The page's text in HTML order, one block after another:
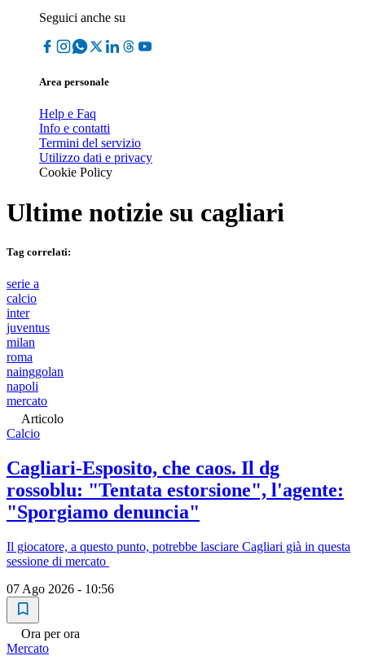
Seguici anche su
Area personale
Help e Faq
Info e contatti
Termini del servizio
Utilizzo dati e privacy
Cookie Policy
Ultime notizie su cagliari
Tag correlati:
serie a
calcio
inter
juventus
milan
roma
nainggolan
napoli
mercato
Articolo
Calcio
Cagliari-Esposito, che caos. Il dg
rossoblu: "Tentata estorsione", l'agente:
"Sporgiamo denuncia"
Il giocatore, a questo punto, potrebbe lasciare Cagliari già in questa
sessione di mercato
07 Ago 2026 - 10:56
Ora per ora
Mercato